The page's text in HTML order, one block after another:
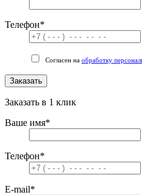
Телефон*
Согласен на обработку
Заказать
Заказать в 1 клик
Ваше имя*
Телефон*
E-mail*